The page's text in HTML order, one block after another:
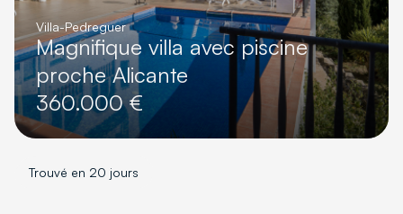
Villa-Pedreguer
Magnifique villa avec piscine
proche Alicante
360.000 €
Trouvé en 20 jours